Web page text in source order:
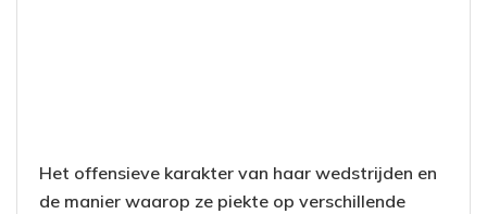
Het offensieve karakter van haar wedstrijden en
de manier waarop ze piekte op verschillende